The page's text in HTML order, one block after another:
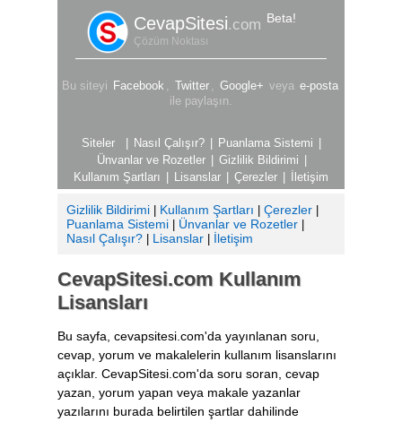
CevapSitesi.com Beta!
Çözüm Noktası
Bu siteyi Facebook , Twitter , Google+ veya e-posta
ile paylaşın.
Nasıl Çalışır? Puanlama Sistemi
Ünvanlar ve Rozetler
Gizlilik Bildirimi
Kullanım Şartları
Lisanslar Çerezler İletişim
Gizlilik Bildirimi Kullanım Şartları Çerezler
Puanlama Sistemi Ünvanlar ve Rozetler
Nasıl Çalışır? Lisanslar İletişim
CevapSitesi.com Kullanım
Lisansları
Bu sayfa, cevapsitesi.com'da yayınlanan soru,
cevap, yorum ve makalelerin kullanım lisanslarını
açıklar. CevapSitesi.com'da soru soran, cevap
yazan, yorum yapan veya makale yazanlar
yazılarını burada belirtilen şartlar dahilinde